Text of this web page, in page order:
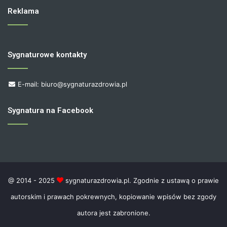
Reklama
Sygnaturowe kontakty
E-mail: biuro@sygnaturazdrowia.pl
Sygnatura na Facebook
@ 2014 - 2025
sygnaturazdrowia.pl. Zgodnie z ustawą o prawie
autorskim i prawach pokrewnych, kopiowanie wpisów bez zgody
autora jest zabronione.